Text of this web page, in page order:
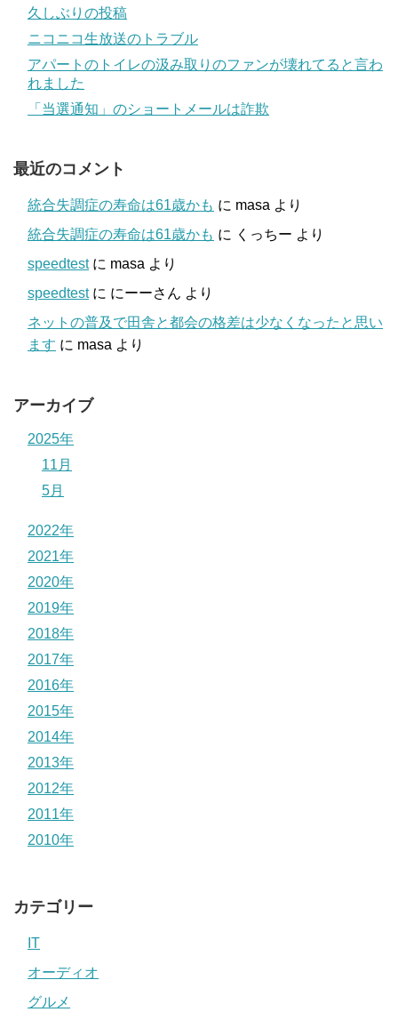
久しぶりの投稿
ニコニコ生放送のトラブル
アパートのトイレの汲み取りのファンが壊れてると言わ
れました
「当選通知」のショートメールは詐欺
最近のコメント
統合失調症の寿命は61歳かも に masa より
統合失調症の寿命は61歳かも に くっちー より
speedtestに masa より
speedtestに にーーさん より
ネットの普及で田舎と都会の格差は少なくなったと思い
ます に masa より
アーカイブ
2025年
11月
5月
2022年
2021年
2020年
2019年
2018年
2017年
2016年
2015年
2014年
2013年
2012年
2011年
2010年
カテゴリー
IT
オーディオ
グルメ